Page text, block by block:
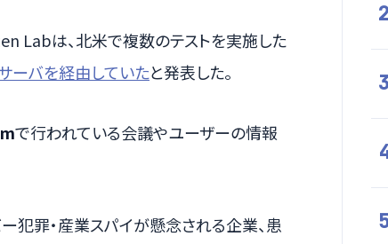
Labは、北米で複数のテストを実施した
ーバを経由していたと発表した。
で行われている会議やユーザーの情報
犯罪・産業スパイが懸念される企業、患
2
3